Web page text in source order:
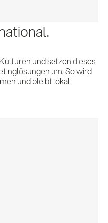
und setzen dieses
um. So wird
und bleibt lokal